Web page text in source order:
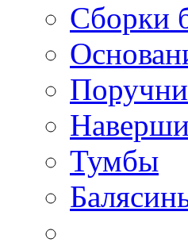
Сборки
Тумбы